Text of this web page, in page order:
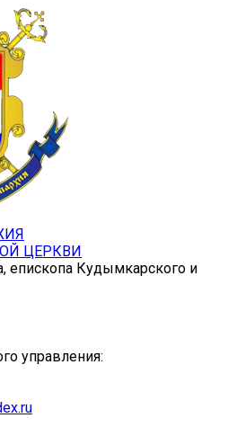
ЦЕРКВИ
епископа Кудымкарского и
управления: